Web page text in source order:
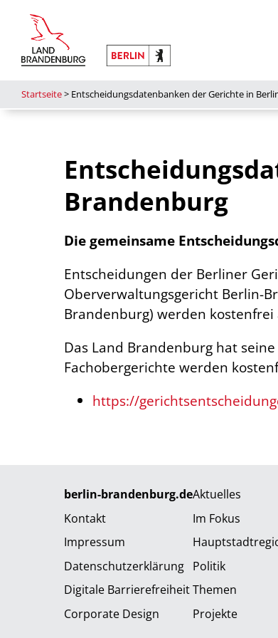
Startseite> Entscheidungsdatenbanken der Gerichte in
Brandenburg
Die gemeinsame
Entscheidungen der Berliner
Oberverwaltungsgericht Berlin-
Brandenburg) werden
Das Land Brandenburg hat
Fachobergerichte werden
https://
berlin-brandenburg.de
Kontakt
Impressum
Datenschutzerklärung
Digitale Barrierefreiheit
Corporate Design
Aktuelles
Im Fokus
Politik
Themen
Projekte